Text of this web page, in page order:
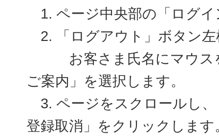
1. ページ中央部の「ログ
2. 「ログアウト」ボタン
お客さま氏名にマウスを
ご案内」を選択します。
3. ページをスクロールし
登録取消」をクリックします